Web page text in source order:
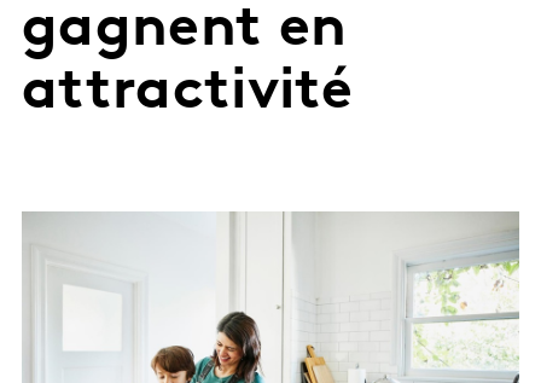
gagnent en
attractivité